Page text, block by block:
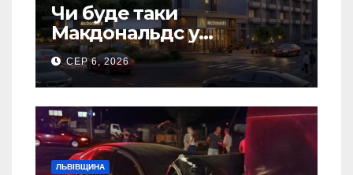
Чи буде таки
Макдональдс у
Дрогобичі? (Фото)
СЕР 6, 2026
ЛЬВІВЩИНА